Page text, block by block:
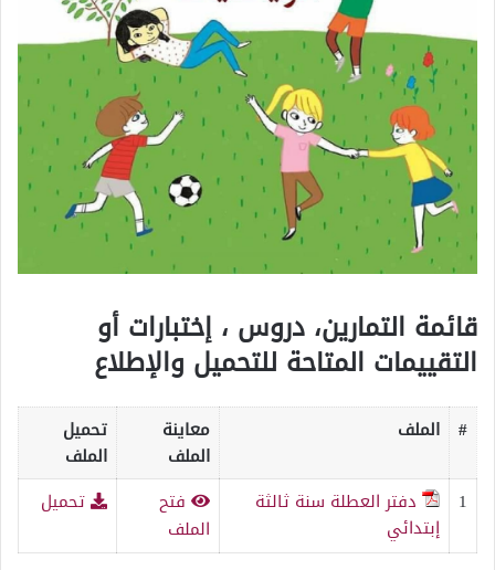
قائمة التمارين، دروس ، إختبارات أو
التقييمات المتاحة للتحميل والإطلاع
# الملف
معاينة
الملف
تحميل
الملف
1
دفتر العطلة سنة ثالثة
إبتدائي
فتح
الملف
تحميل